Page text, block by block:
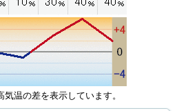
温の差を表示しています。